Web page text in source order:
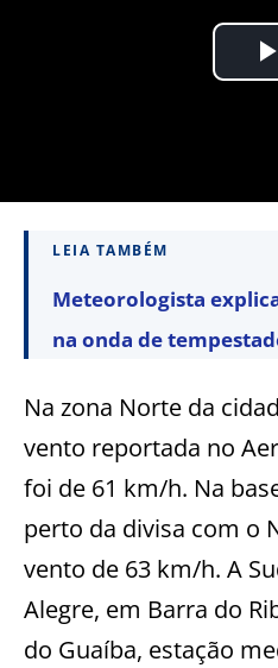
LEIA TAMBÉM
Meteorologista
na onda de
Na zona Norte da
vento reportada no
foi de 61 km/h. Na
perto da divisa com o
vento de 63 km/h. A
Alegre, em Barra do
do Guaíba, estação